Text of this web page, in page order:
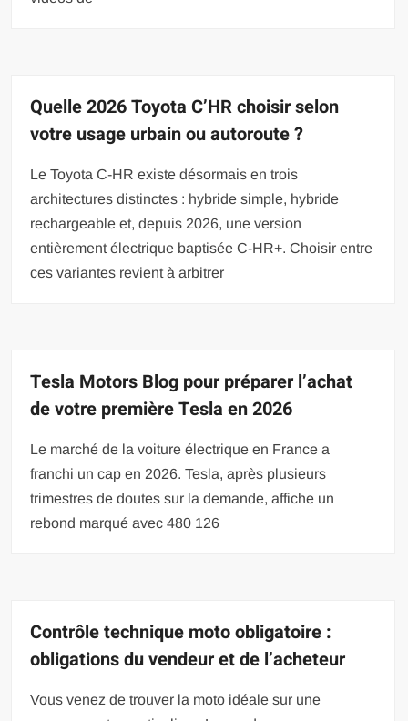
Quelle 2026 Toyota C’HR choisir selon
votre usage urbain ou autoroute ?
Le Toyota C-HR existe désormais en trois
architectures distinctes : hybride simple, hybride
rechargeable et, depuis 2026, une version
entièrement électrique baptisée C-HR+. Choisir entre
ces variantes revient à arbitrer
Tesla Motors Blog pour préparer l’achat
de votre première Tesla en 2026
Le marché de la voiture électrique en France a
franchi un cap en 2026. Tesla, après plusieurs
trimestres de doutes sur la demande, affiche un
rebond marqué avec 480 126
Contrôle technique moto obligatoire :
obligations du vendeur et de l’acheteur
Vous venez de trouver la moto idéale sur une